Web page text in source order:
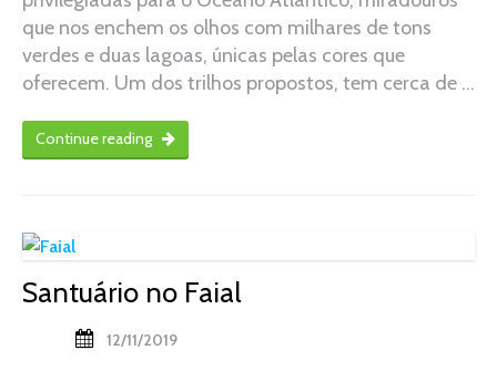
que nos enchem os olhos com milhares de tons
verdes e duas lagoas, únicas pelas cores que
oferecem. Um dos trilhos propostos, tem cerca de …
Continue reading
Santuário no Faial
12/11/2019